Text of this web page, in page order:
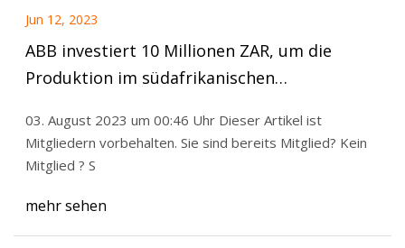
Jun 12, 2023
ABB investiert 10 Millionen ZAR, um die
Produktion im südafrikanischen
03. August 2023 um 00:46 Uhr Dieser Artikel ist
Mitgliedern vorbehalten. Sie sind bereits Mitglied? Kein
Mitglied ? S
mehr sehen